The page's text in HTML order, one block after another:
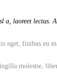
laoreet
finibus eu
molestie,